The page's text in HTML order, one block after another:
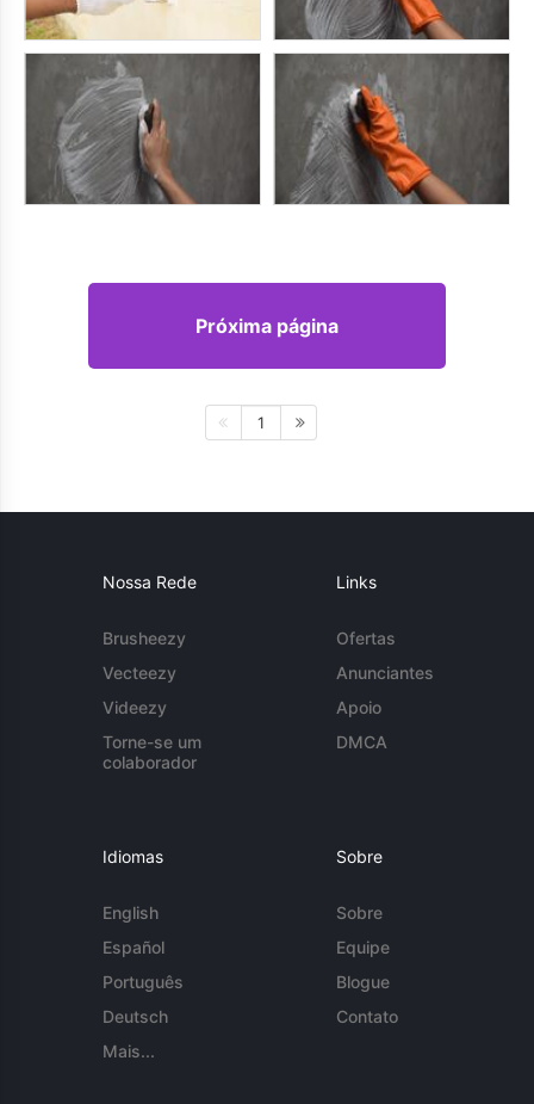
Próxima página
1
Nossa Rede
Brusheezy
Vecteezy
Videezy
Torne-se um
colaborador
Links
Ofertas
Anunciantes
Apoio
DMCA
Idiomas
English
Español
Português
Deutsch
Mais...
Sobre
Sobre
Equipe
Blogue
Contato